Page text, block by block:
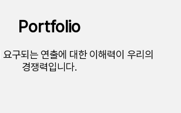
람보르기니 우라칸 스파이더 (블랙)
Portfolio
구되는 연출에 대한 이해력이 우리의
경쟁력입니다.